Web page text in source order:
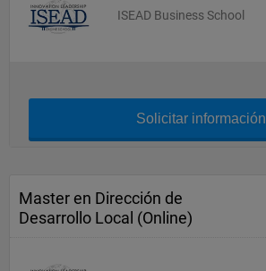
ISEAD Business School
Solicitar información
Master en Dirección de
Desarrollo Local (Online)